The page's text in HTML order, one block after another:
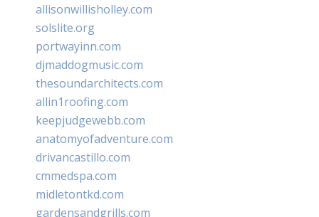
allisonwillisholley.com
solslite.org
portwayinn.com
djmaddogmusic.com
thesoundarchitects.com
allin1roofing.com
keepjudgewebb.com
anatomyofadventure.com
drivancastillo.com
cmmedspa.com
midletontkd.com
gardensandgrills.com